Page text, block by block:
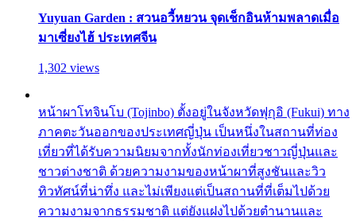
Yuyuan Garden : สวนอวี้หยวน จุดเช็กอินห้ามพลาดเมื่อ
มาเซี่ยงไฮ้ ประเทศจีน
1,302 views
หน้าผาโทจินโบ (Tojinbo) ตั้งอยู่ในจังหวัดฟุกุอิ (Fukui) ทาง
ภาคตะวันออกของประเทศญี่ปุ่น เป็นหนึ่งในสถานที่ท่อง
เที่ยวที่ได้รับความนิยมจากทั้งนักท่องเที่ยวชาวญี่ปุ่นและ
ชาวต่างชาติ ด้วยความงามของหน้าผาที่สูงชันและวิว
ทิวทัศน์ที่น่าทึ่ง และไม่เพียงแต่เป็นสถานที่ที่เต็มไปด้วย
ความงามจากธรรมชาติ แต่ยังแฝงไปด้วยตำนานและ